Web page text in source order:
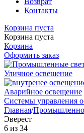
Контакты
Корзина пуста
Корзина пуста
Корзина
Оформить заказ
Уличное освещение
Аварийное освещение
Системы управления
Главная/
Эверест
6 из 34